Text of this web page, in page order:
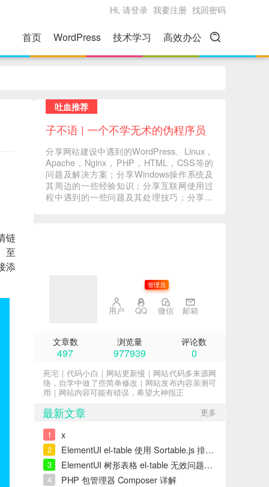
Hi, 请登录 我要注册 找回密码
首页 WordPress 技术学习 高效办公
链
至
添
吐血推荐
子不语 | 一个不学无术的伪程序员
分享网站建设中遇到的WordPress、Linux，
Apache，Nginx，PHP，HTML，CSS等的
问题及解决方案；分享Windows操作系统及
其周边的一些经验知识；分享互联网使用过
程中遇到的一些问题及其处理技巧；分享一
管理员
用户 QQ 微信 邮箱
文章数
497
浏览量
977939
评论数
0
死宅｜代码小白｜网站更新慢｜网站代码多来源网
络，自学中做了些简单修改｜网站发布内容亲测可
用｜网站内容可能有错误，希望大神指正
更多
最新文章
1 x
2 ElementUI el-table 使用 Sortable.js 排序错误解决
3 ElementUI 树形表格 el-table 无效问题解决
4 PHP 包管理器 Composer 详解